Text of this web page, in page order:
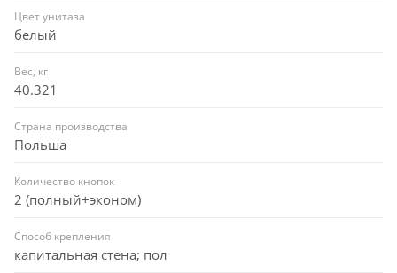
Цвет унитаза
белый
Вес, кг
40.321
Страна производства
Польша
Количество кнопок
2 (полный+эконом)
Способ крепления
капитальная стена; пол